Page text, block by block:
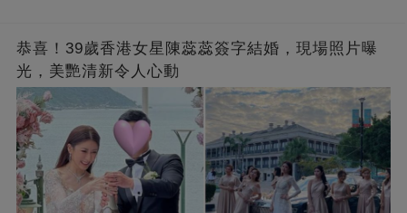
恭喜！39歲香港女星陳蕊蕊簽字結婚，現場照片曝
光，美艷清新令人心動